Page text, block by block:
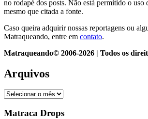
no rodapé dos posts. Não está permitido o uso
mesmo que citada a fonte.
Caso queira adquirir nossas reportagens ou
Matraqueando, entre em contato.
Matraqueando© 2006-2026 | Todos os
Arquivos
Arquivos
Matraca Drops